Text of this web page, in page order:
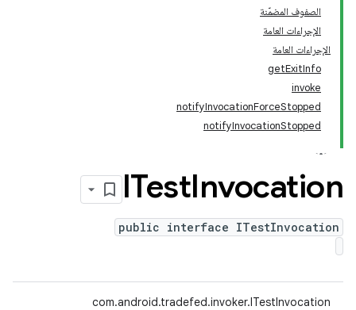
الصفوف المضمّنة
الإجراءات العامة
الإجراءات العامة
getExitInfo
invoke
notifyInvocationForceStopped
notifyInvocationStopped
ITestInvocation
public interface ITestInvocation
com.android.tradefed.invoker.ITestInvocation